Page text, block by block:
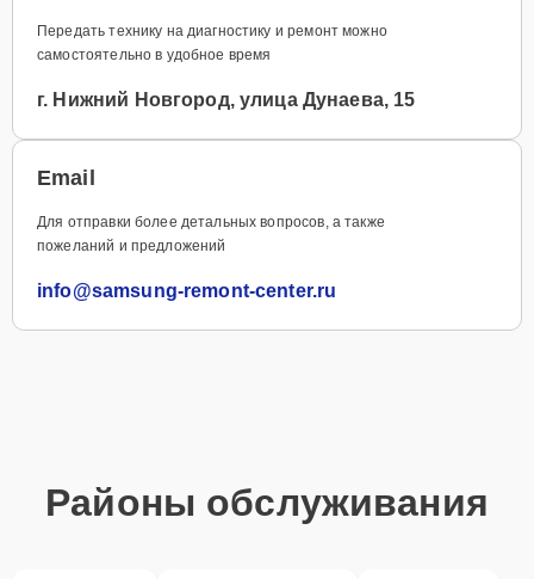
Передать технику на диагностику и ремонт можно
самостоятельно в удобное время
г. Нижний Новгород, улица Дунаева, 15
Email
Для отправки более детальных вопросов, а также
пожеланий и предложений
info@samsung-remont-center.ru
Районы обслуживания